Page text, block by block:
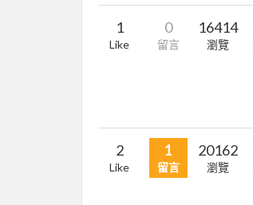
1
Like
0
留言
16414
瀏覽
2
Like
1
留言
20162
瀏覽